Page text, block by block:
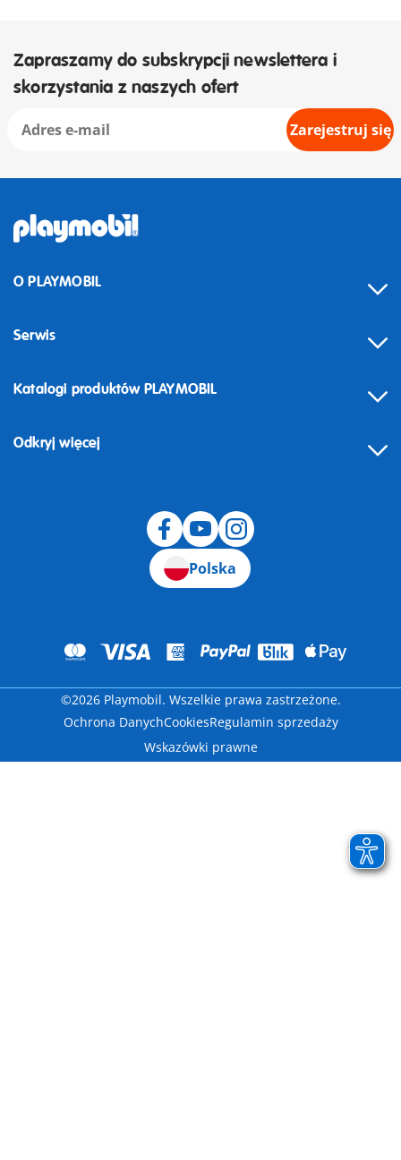
Zapraszamy do subskrypcji newslettera i
skorzystania z naszych ofert
Zarejestruj się
O PLAYMOBIL
Serwis
Odstąpienie od umowy
Katalogi produktów PLAYMOBIL
Odkryj więcej
Polska
©2026 Playmobil. Wszelkie prawa zastrzeżone.
Ochrona DanychCookiesRegulamin sprzedaży
Wskazówki prawne